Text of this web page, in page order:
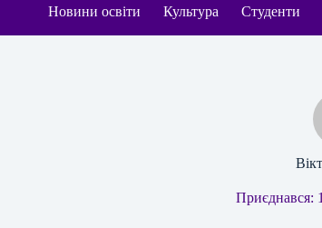
Новини освіти Культура Студенти
Приєднався: